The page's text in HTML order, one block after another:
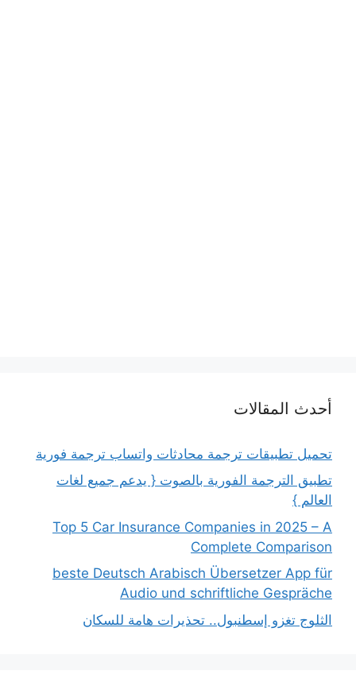
أحدث المقالات
تحميل تطبيقات ترجمة محادثات واتساب ترجمة فورية
تطبيق الترجمة الفورية بالصوت { يدعم جميع لغات
العالم }
Top 5 Car Insurance Companies in 2025 – A
Complete Comparison
beste Deutsch Arabisch Übersetzer App für
Audio und schriftliche Gespräche
الثلوج تغزو إسطنبول.. تحذيرات هامة للسكان